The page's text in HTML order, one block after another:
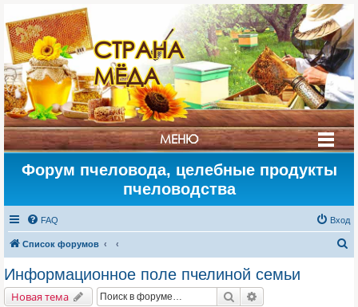
СТРАНА
МЁДА
МЕНЮ
Форум пчеловода, целебные продукты
пчеловодства
FAQ Вход
Список форумов
Информационное поле пчелиной семьи
Новая тема Поиск